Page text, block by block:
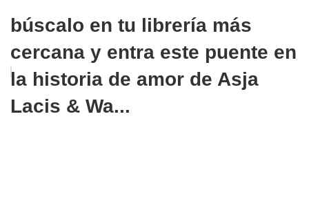
búscalo en tu librería más
cercana y entra este puente en
la historia de amor de Asja
Lacis & Wa...